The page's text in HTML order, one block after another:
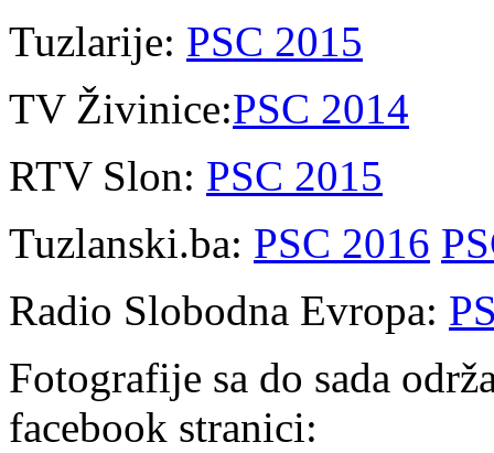
Tuzlarije: PSC 2015
TV Živinice:PSC 2014
RTV Slon: PSC 2015
Tuzlanski.ba: PSC 2016
Radio Slobodna Evropa:
Fotografije sa do sada
facebook stranici: